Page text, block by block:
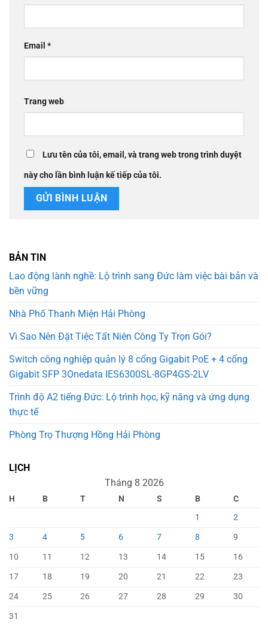
Email *
Trang web
Lưu tên của tôi, email, và trang web trong trình duyệt
này cho lần bình luận kế tiếp của tôi.
BẢN TIN
Lao động lành nghề: Lộ trình sang Đức làm việc bài bản và
bền vững
Nhà Phố Thanh Miện Hải Phòng
Vì Sao Nên Đặt Tiệc Tất Niên Công Ty Trọn Gói?
Switch công nghiệp quản lý 8 cổng Gigabit PoE + 4 cổng
Gigabit SFP 3Onedata IES6300SL-8GP4GS-2LV
Trình độ A2 tiếng Đức: Lộ trình học, kỹ năng và ứng dụng
thực tế
Phòng Trọ Thượng Hồng Hải Phòng
LỊCH
Tháng 8 2026
H B T N S B
C
1
2
3
4 5 6 7 8
9
10
11 12 13 14 15
16
17
18 19 20 21 22
23
24
25 26 27 28 29
30
31